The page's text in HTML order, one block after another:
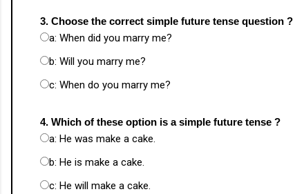
3. Choose the correct simple future tense question ?
a: When did you marry me?
b: Will you marry me?
c: When do you marry me?
4. Which of these option is a simple future tense ?
a: He was make a cake.
b: He is make a cake.
c: He will make a cake.